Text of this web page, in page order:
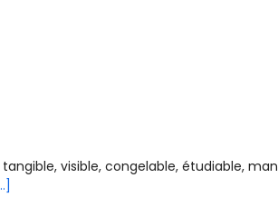
visible, congelable, étudiable,